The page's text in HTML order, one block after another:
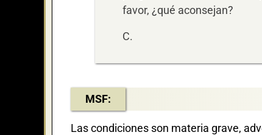
favor, ¿qué aconsejan?
C.
MSF:
Las condiciones son materia grave,